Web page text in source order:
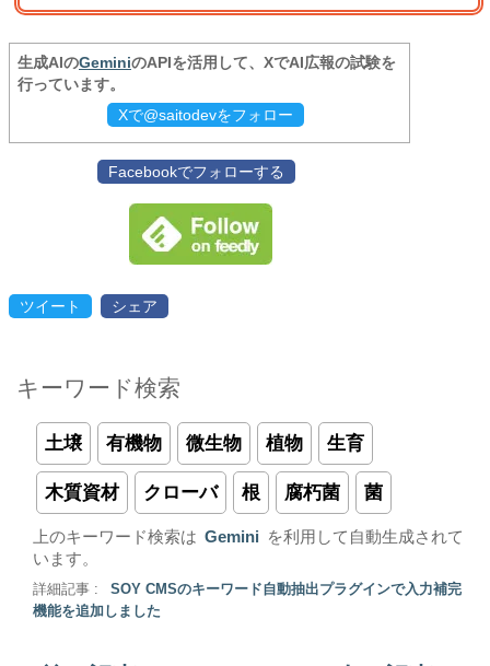
生成AIのGeminiのAPIを活用して、XでAI広報の試験を
行っています。
Xで@saitodevをフォロー
Facebookでフォローする
ツイート シェア
キーワード検索
土壌 有機物 微生物 植物 生育
木質資材 クローバ 根 腐朽菌 菌
上のキーワード検索は Gemini
を利用して自動生成されて
います。
詳細記事 :
SOY CMSのキーワード自動抽出プラグインで入力補完
機能を追加しました